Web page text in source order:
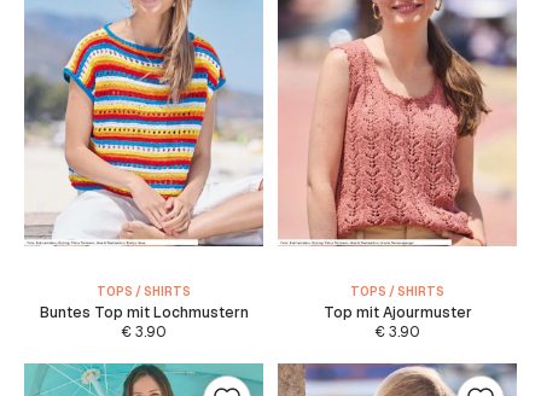
TOPS / SHIRTS
Buntes Top mit Lochmustern
€3.90
TOPS / SHIRTS
Top mit Ajourmuster
€3.90